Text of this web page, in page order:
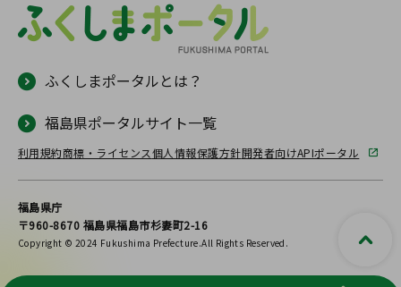
ふくしまポータルとは？
福島県ポータルサイト一覧
利用規約商標・ライセンス個人情報保護方針開発者向けAPIポータル
福島県庁
〒960-8670 福島県福島市杉妻町2-16
Copyright © 2024 Fukushima Prefecture.All Rights Reserved.